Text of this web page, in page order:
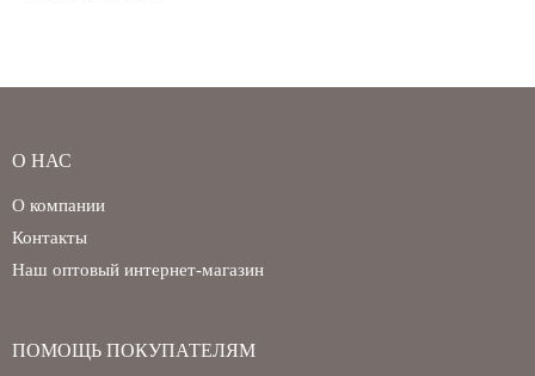
О НАС
О компании
Контакты
Наш оптовый интернет-магазин
ПОМОЩЬ ПОКУПАТЕЛЯМ